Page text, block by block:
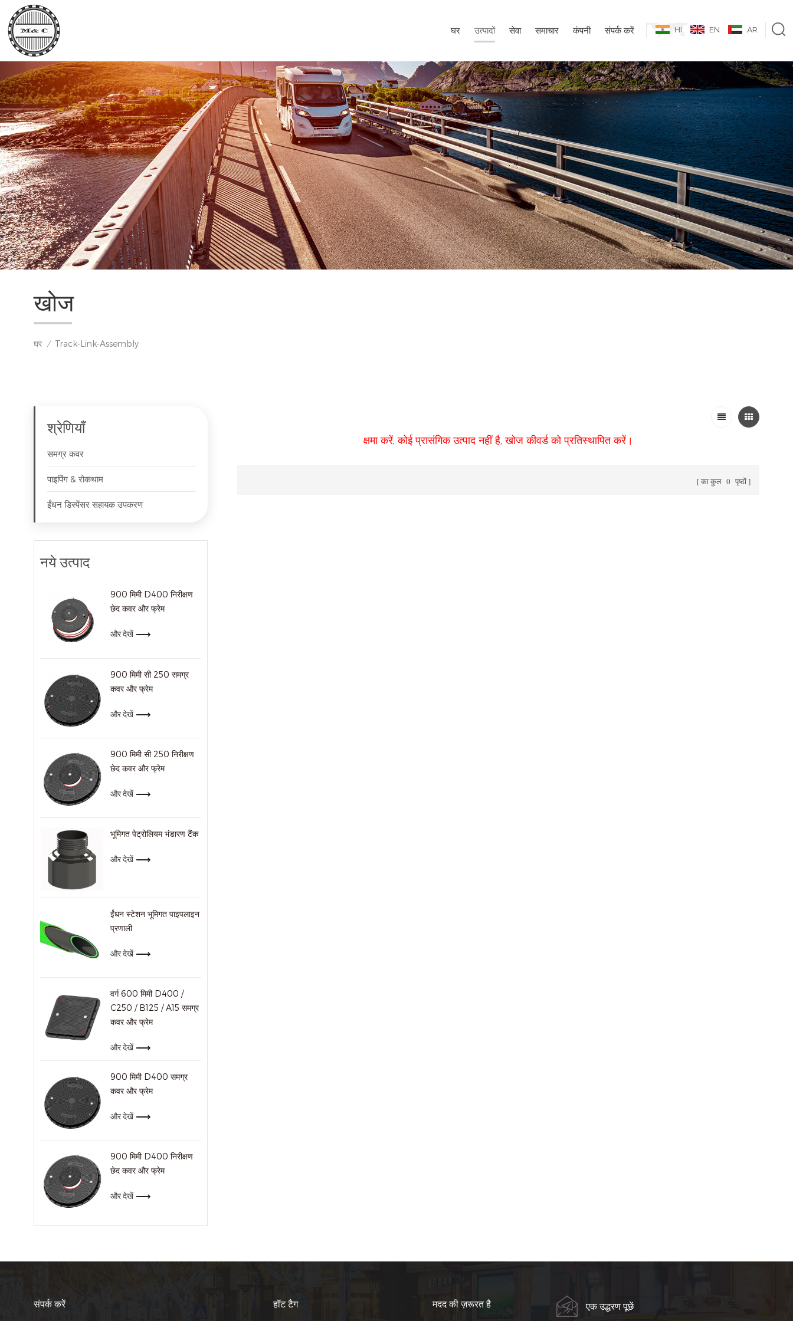
HI EN AR
घर उत्पादों सेवा समाचार कंपनी संपर्क करें
खोज
घर / Track-Link-Assembly
श्रेणियाँ
समग्र कवर
पाइपिंग & रोकथाम
ईंधन डिस्पेंसर सहायक उपकरण
नये उत्पाद
900 मिमी D400 निरीक्षण
छेद कवर और फ्रेम
और देखें
900 मिमी सी 250 समग्र
कवर और फ्रेम
और देखें
900 मिमी सी 250 निरीक्षण
छेद कवर और फ्रेम
और देखें
भूमिगत पेट्रोलियम भंडारण टैंक
और देखें
ईंधन स्टेशन भूमिगत पाइपलाइन
प्रणाली
और देखें
वर्ग 600 मिमी D400 /
C250 / B125 / A15 समग्र
कवर और फ्रेम
और देखें
900 मिमी D400 समग्र
कवर और फ्रेम
और देखें
900 मिमी D400 निरीक्षण
छेद कवर और फ्रेम
और देखें
क्षमा करें, कोई प्रासंगिक उत्पाद नहीं है, खोज कीवर्ड को प्रतिस्थापित करें।
का कुल 0 पृष्ठों
संपर्क करें हॉट टैग मदद की ज़रूरत है एक उद्धरण पूछें